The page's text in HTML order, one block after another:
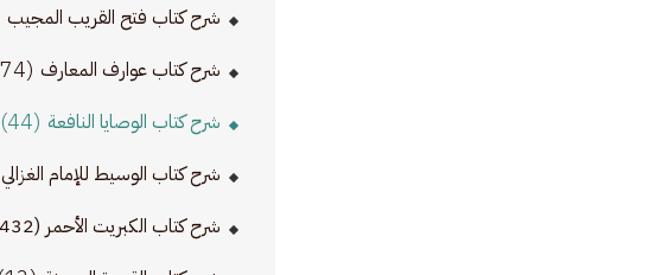
شرح كتاب فتح القريب المجيب
شرح كتاب عوارف المعارف (74)
شرح كتاب الوصايا النافعة (44)
شرح كتاب الوسيط للإمام الغزالي
شرح كتاب الكبريت الأحمر (1432 هجري)